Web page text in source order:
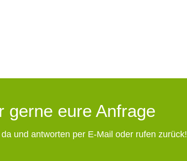
gerne eure Anfrage
und antworten per E-Mail oder rufen zurück!